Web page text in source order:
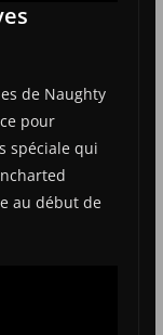
de Naughty
pour
spéciale qui
au début de